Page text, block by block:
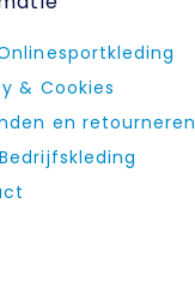
& Cookies
en retourneren